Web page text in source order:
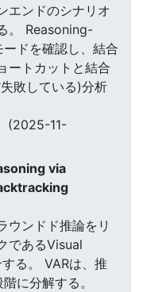
エンドのシナリオ
。 Reasoning-
ドを確認し、結合
ートカットと結合
敗している)分析
(2025-11-
via
ウンドド推論をリ
であるVisual
る。 VARは、推
に分解する。